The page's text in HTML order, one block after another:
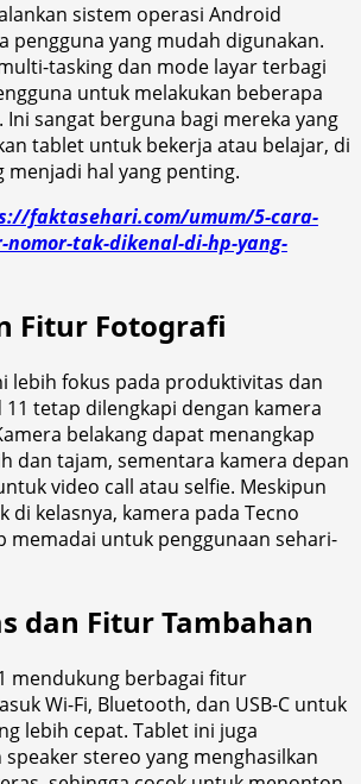
sistem operasi Android
pengguna yang mudah digunakan.
tasking dan mode layar terbagi
untuk melakukan beberapa
Ini sangat berguna bagi mereka yang
tablet untuk bekerja atau belajar, di
menjadi hal yang penting.
faktasehari.com/umum/5-cara-
tak-dikenal-di-hp-yang-
Fitur Fotografi
lebih fokus pada produktivitas dan
tetap dilengkapi dengan kamera
belakang dapat menangkap
dan tajam, sementara kamera depan
video call atau selfie. Meskipun
di kelasnya, kamera pada Tecno
memadai untuk penggunaan sehari-
dan Fitur Tambahan
mendukung berbagai fitur
Wi-Fi, Bluetooth, dan USB-C untuk
lebih cepat. Tablet ini juga
stereo yang menghasilkan